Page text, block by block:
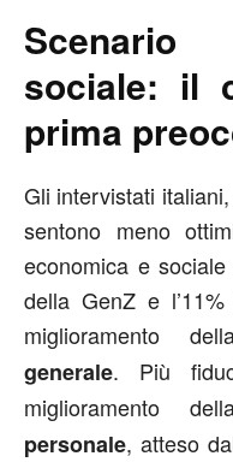
sociale: il
prima
Gli intervistati
sentono meno
economica e
della GenZ e
miglioramento
generale. Più
miglioramento
personale, atteso